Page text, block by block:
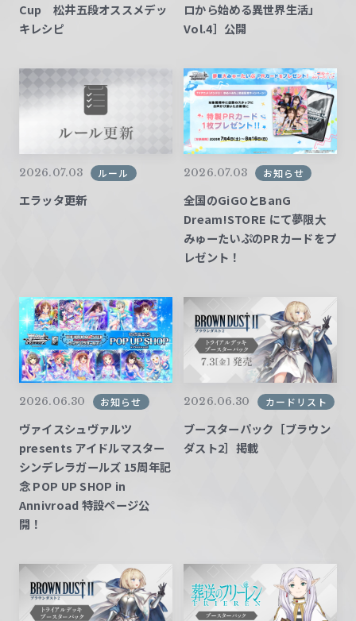
Cup 松井五段オススメデッ
キレシピ
ロから始める異世界生活」
Vol.4］公開
2026.07.03 ルール
エラッタ更新
2026.07.03 お知らせ
全国のGiGOとBanG
Dream!STORE にて夢限大
みゅーたいぷのPRカードをプ
レゼント！
2026.06.30 お知らせ
ヴァイスシュヴァルツ
presents アイドルマスター
シンデレラガールズ 15周年記
念 POP UP SHOP in
Annivroad 特設ページ公
開！
2026.06.30 カードリスト
ブースターパック［ブラウン
ダスト2］掲載